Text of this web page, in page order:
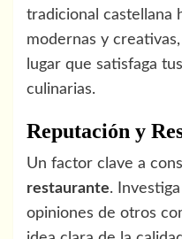
tradicional castellana
modernas y
lugar que satisfaga
culinarias.
Reputación y
Un factor clave a
restaurante.
opiniones de otros